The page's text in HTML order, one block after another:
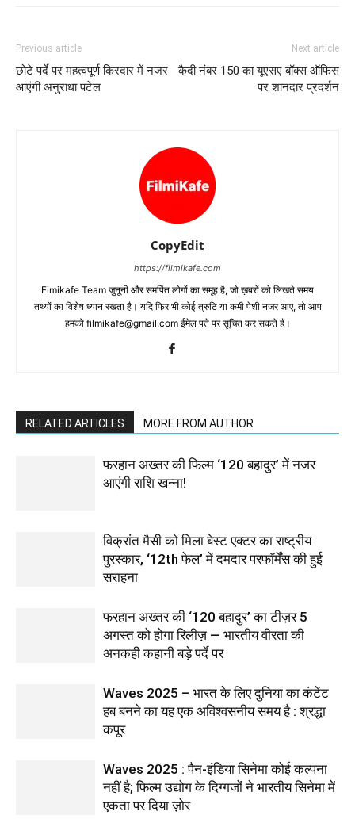
Previous article
छोटे पर्दे पर महत्‍वपूर्ण किरदार में नजर
आएंगी अनुराधा पटेल
Next article
कैदी नंबर 150 का यूएसए बॉक्‍स ऑफिस
पर शानदार प्रदर्शन
CopyEdit
https://filmikafe.com
Fimikafe Team जुनूनी और समर्पित लोगों का समूह है, जो ख़बरों को लिखते समय
तथ्‍यों का विशेष ध्‍यान रखता है। यदि फिर भी कोई त्रुटि या कमी पेशी नजर आए, तो आप
हमको filmikafe@gmail.com ईमेल पते पर सूचित कर सकते हैं।
RELATED ARTICLES MORE FROM AUTHOR
फरहान अख्तर की फिल्म ‘120 बहादुर’ में नजर
आएंगी राशि खन्ना!
विक्रांत मैसी को मिला बेस्ट एक्टर का राष्ट्रीय
पुरस्कार, ‘12th फेल’ में दमदार परफॉर्मेंस की हुई
सराहना
फरहान अख्तर की ‘120 बहादुर’ का टीज़र 5
अगस्त को होगा रिलीज़ — भारतीय वीरता की
अनकही कहानी बड़े पर्दे पर
Waves 2025 – भारत के लिए दुनिया का कंटेंट
हब बनने का यह एक अविश्वसनीय समय है : श्रद्धा
कपूर
Waves 2025 : पैन-इंडिया सिनेमा कोई कल्पना
नहीं है; फिल्म उद्योग के दिग्गजों ने भारतीय सिनेमा में
एकता पर दिया ज़ोर